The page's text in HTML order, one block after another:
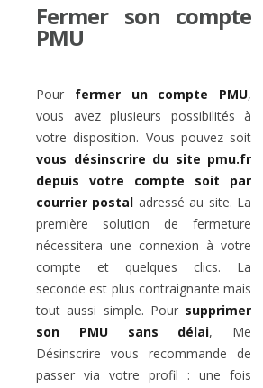
Fermer son compte
PMU
Pour fermer un compte PMU,
vous avez plusieurs possibilités à
votre disposition. Vous pouvez soit
vous désinscrire du site pmu.fr
depuis votre compte soit par
courrier postal adressé au site. La
première solution de fermeture
nécessitera une connexion à votre
compte et quelques clics. La
seconde est plus contraignante mais
tout aussi simple. Pour supprimer
son PMU sans délai, Me
Désinscrire vous recommande de
passer via votre profil : une fois